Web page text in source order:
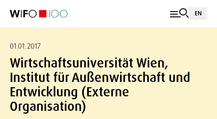
EN
01.01.2017
Wirtschaftsuniversität Wien,
Institut für Außenwirtschaft und
Entwicklung (Externe
Organisation)